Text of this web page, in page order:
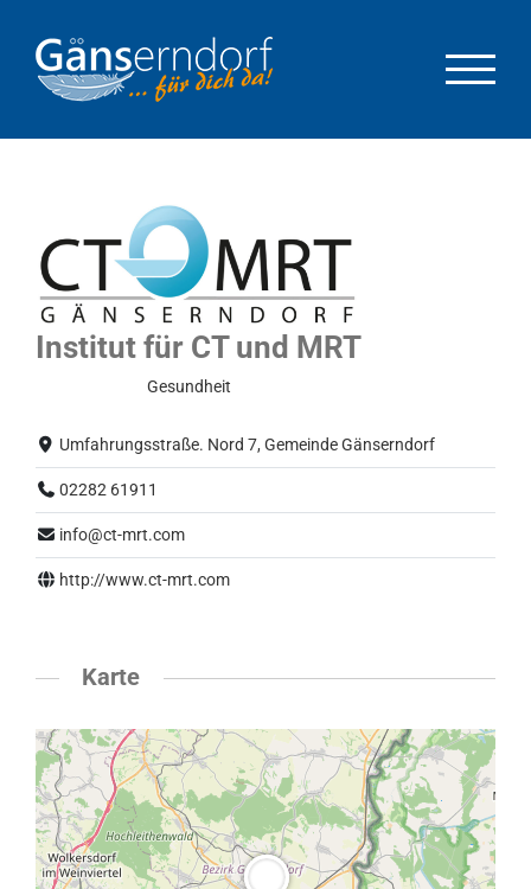
springen
Institut für CT und MRT
Gesundheit
Umfahrungsstraße. Nord 7, Gemeinde Gänserndorf
02282 61911
info@ct-mrt.com
http://www.ct-mrt.com
Karte